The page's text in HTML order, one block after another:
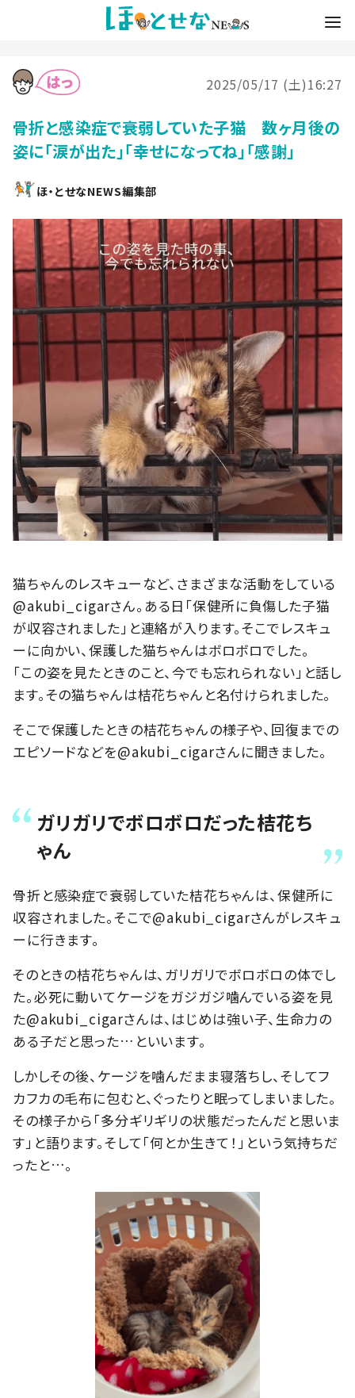
2025/05/17 (土)16:27
骨折と感染症で衰弱していた子猫 数ヶ月後の
姿に「涙が出た」「幸せになってね」「感謝」
ほ・とせなNEWS編集部
猫ちゃんのレスキューなど、さまざまな活動をしている
@akubi_cigarさん。ある日「保健所に負傷した子猫
が収容されました」と連絡が入ります。そこでレスキュ
ーに向かい、保護した猫ちゃんはボロボロでした。
「この姿を見たときのこと、今でも忘れられない」と話し
ます。その猫ちゃんは桔花ちゃんと名付けられました。
そこで保護したときの桔花ちゃんの様子や、回復までの
エピソードなどを@akubi_cigarさんに聞きました。
ガリガリでボロボロだった桔花ち
ゃん
骨折と感染症で衰弱していた桔花ちゃんは、保健所に
収容されました。そこで@akubi_cigarさんがレスキュ
ーに行きます。
そのときの桔花ちゃんは、ガリガリでボロボロの体でし
た。必死に動いてケージをガジガジ噛んでいる姿を見
た@akubi_cigarさんは、はじめは強い子、生命力の
ある子だと思った…といいます。
しかしその後、ケージを噛んだまま寝落ちし、そしてフ
カフカの毛布に包むと、ぐったりと眠ってしまいました。
その様子から「多分ギリギリの状態だったんだと思いま
す」と語ります。そして「何とか生きて！」という気持ちだ
ったと…。